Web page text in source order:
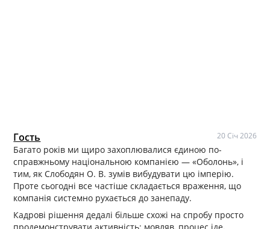
Гость 20 Січ 2026
Багато років ми щиро захоплювалися єдиною по-
справжньому національною компанією — «Оболонь», і
тим, як Слободян О. В. зумів вибудувати цю імперію.
Проте сьогодні все частіше складається враження, що
компанія системно рухається до занепаду.
Кадрові рішення дедалі більше схожі на спробу просто